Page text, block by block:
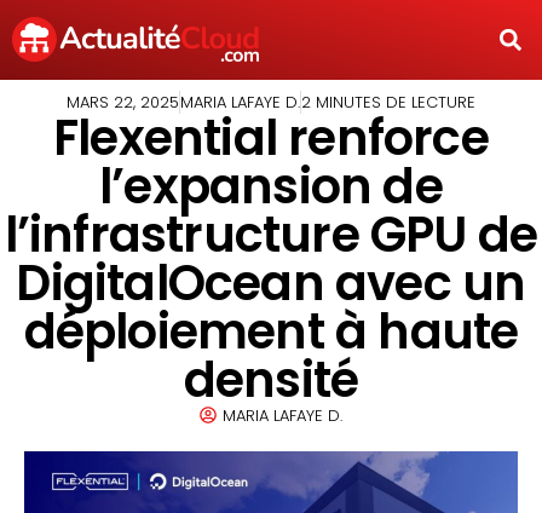
MARS 22, 2025MARIA LAFAYE D.2 MINUTES DE LECTURE
Flexential renforce
l’expansion de
l’infrastructure GPU de
DigitalOcean avec un
déploiement à haute
densité
MARIA LAFAYE D.